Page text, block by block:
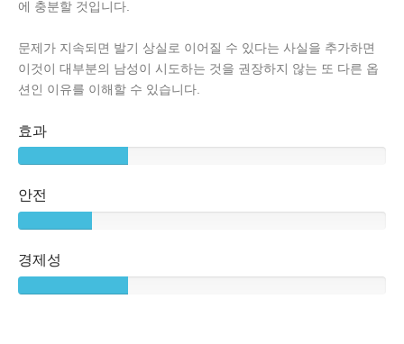
에 충분할 것입니다.
문제가 지속되면 발기 상실로 이어질 수 있다는 사실을 추가하면
이것이 대부분의 남성이 시도하는 것을 권장하지 않는 또 다른 옵
션인 이유를 이해할 수 있습니다.
효과
안전
경제성